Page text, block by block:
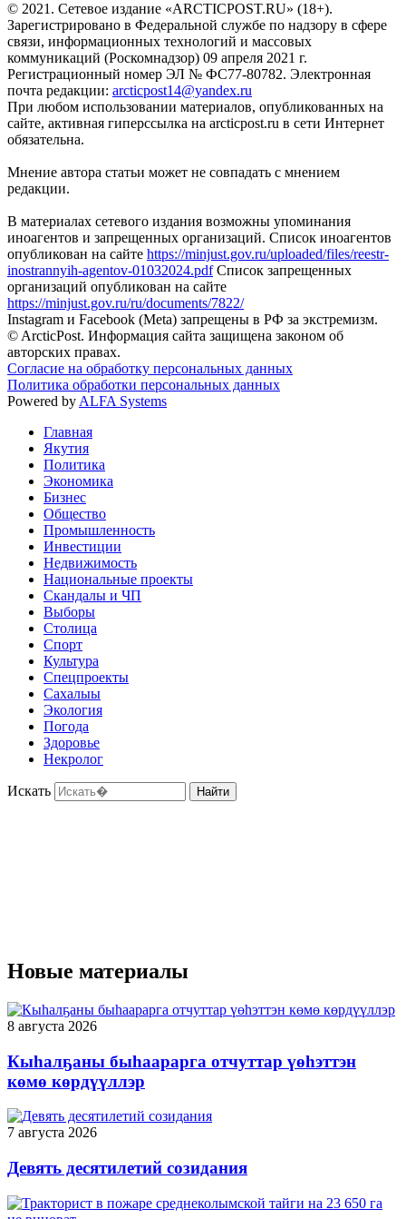
© 2021. Сетевое издание «ARCTICPOST.RU» (18+).
Зарегистрировано в Федеральной службе по надзору в сфере
связи, информационных технологий и массовых
коммуникаций (Роскомнадзор) 09 апреля 2021 г.
Регистрационный номер ЭЛ № ФС77-80782. Электронная
почта редакции: arcticpost14@yandex.ru
При любом использовании материалов, опубликованных на
сайте, активная гиперссылка на arcticpost.ru в сети Интернет
обязательна.
Мнение автора статьи может не совпадать с мнением
редакции.
В материалах сетевого издания возможны упоминания
иноагентов и запрещенных организаций. Список иноагентов
опубликован на сайте https://minjust.gov.ru/uploaded/files/reestr-
inostrannyih-agentov-01032024.pdfСписок запрещенных
организаций опубликован на сайте
https://minjust.gov.ru/ru/documents/7822/
Instagram и Facebook (Metа) запрещены в РФ за экстремизм.
© ArcticPost. Информация сайта защищена законом об
авторских правах.
Согласие на обработку персональных данных
Политика обработки персональных данных
Powered by ALFA Systems
Главная
Якутия
Политика
Экономика
Бизнес
Общество
Промышленность
Инвестиции
Недвижимость
Национальные проекты
Скандалы и ЧП
Выборы
Столица
Спорт
Культура
Спецпроекты
Сахалыы
Экология
Погода
Здоровье
Некролог
Искать Найти
Новые материалы
8 августа 2026
Кыһалҕаны быһаарарга отчуттар үөһэттэн
көмө көрдүүллэр
7 августа 2026
Девять десятилетий созидания